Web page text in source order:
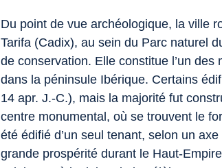
Du point de vue archéologique, la ville
Tarifa (Cadix), au sein du Parc naturel
de conservation. Elle constitue l’un des
dans la péninsule Ibérique. Certains
14 apr. J.‑C.), mais la majorité fut
centre monumental, où se trouvent le
été édifié d’un seul tenant, selon un
grande prospérité durant le